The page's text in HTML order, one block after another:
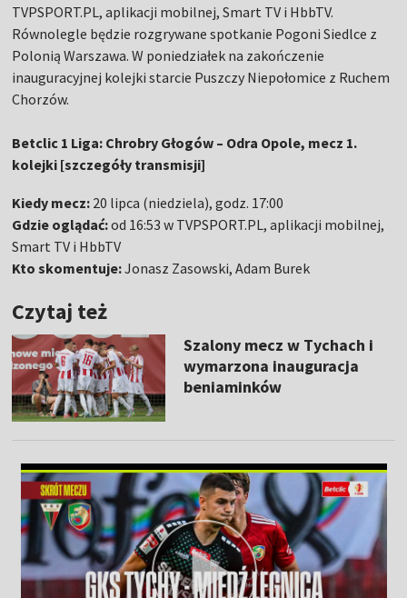
TVPSPORT.PL, aplikacji mobilnej, Smart TV i HbbTV.
Równolegle będzie rozgrywane spotkanie Pogoni Siedlce z
Polonią Warszawa. W poniedziałek na zakończenie
inauguracyjnej kolejki starcie Puszczy Niepołomice z Ruchem
Chorzów.
Betclic 1 Liga: Chrobry Głogów – Odra Opole, mecz 1.
kolejki [szczegóły transmisji]
Kiedy mecz: 20 lipca (niedziela), godz. 17:00
Gdzie oglądać:od 16:53 w TVPSPORT.PL, aplikacji mobilnej,
Smart TV i HbbTV
Kto skomentuje:Jonasz Zasowski, Adam Burek
Czytaj też
Szalony mecz w Tychach i
wymarzona inauguracja
beniaminków